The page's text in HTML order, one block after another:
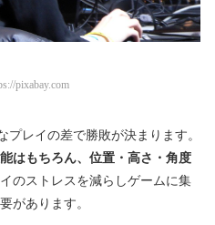
pixabay.com
プレイの差で勝敗が決まります。
はもちろん、位置・高さ・角度
のストレスを減らしゲームに集
があります。